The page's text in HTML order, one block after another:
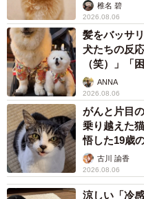
その後、ちかちゃんは8カ
して2度目もどこかで出産
ったので、不思議に思って
ちで産んでくれたらいいの
1匹キジトラ3匹を納屋で
頃、白猫と唯一のオスだ
メスのキジトラ2匹が残っ
外猫だけど、大事な家
椎名 碧
2026.08.06
髪をバッサ
犬たちの反
（笑）」「
ANNA
2026.08.06
がんと片目
乗り越えた
悟した19歳
古川 諭香
2026.08.06
涼しい「冷